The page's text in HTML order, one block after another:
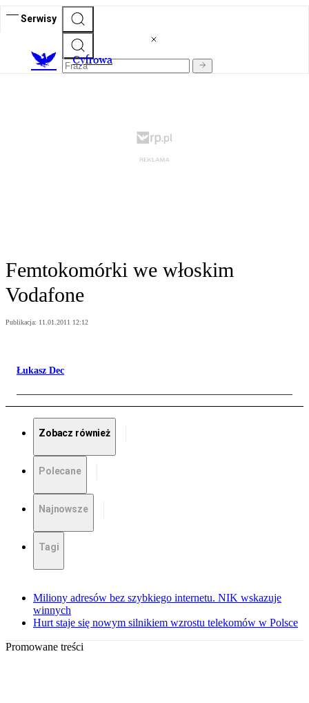
Serwisy
Cyfrowa
Femtokomórki we włoskim
Vodafone
Publikacja: 11.01.2011 12:12
Łukasz Dec
Zobacz również
Polecane
Najnowsze
Tagi
Miliony adresów bez szybkiego internetu. NIK wskazuje
winnych
Hurt staje się nowym silnikiem wzrostu telekomów w Polsce
Promowane treści